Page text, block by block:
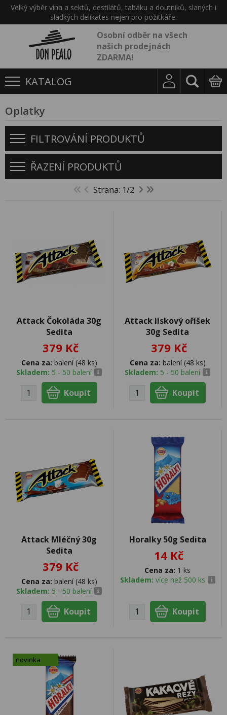
Velký výběr vína a sektů, destilátů, tabáku a doutníků, slaných i
sladkých delikates nejen pro požitkáře.
Osobní odběr na všech
našich prodejnách
ZDARMA!
KATALOG
Oplatky
FILTROVÁNÍ PRODUKTŮ
ŘAZENÍ PRODUKTŮ
Strana: 1/2
Attack Čokoláda 30g
Sedita
379 Kč
Cena za: balení (48 ks)
Skladem: 5 - 50 balení
Attack lískový oříšek
30g Sedita
379 Kč
Cena za: balení (48 ks)
Skladem: 5 - 50 balení
Attack Mléčný 30g
Sedita
379 Kč
Cena za: balení (48 ks)
Skladem: 5 - 50 balení
Horalky 50g Sedita
14 Kč
Cena za: 1 ks
Skladem: více než 500 ks
novinka